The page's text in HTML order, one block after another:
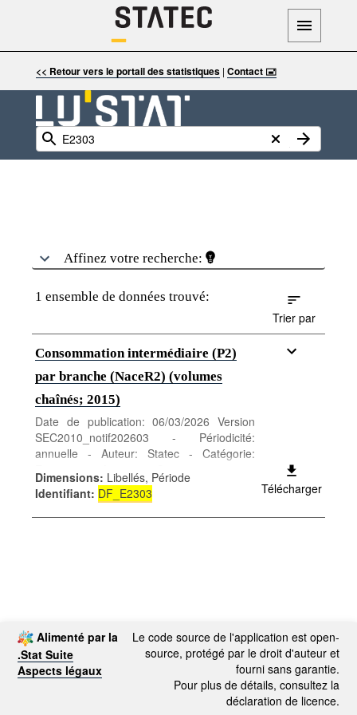
<< Retour vers le portail des statistiques| Contact 🖃
Affinez votre recherche:
1 ensemble de données trouvé:
Trier par
Consommation intermédiaire (P2)
par branche (NaceR2) (volumes
chaînés; 2015)
Date de publication: 06/03/2026 Version
SEC2010_notif202603 - Périodicité:
annuelle - Auteur: Statec - Catégorie:
Economie et finances - Comptes nationaux
- Mots-clés: comptes annuels, NACE Rev.
2, consommation intermédiaire, P2, prix
constants
Dimensions: Libellés, Période
Identifiant: DF_E2303 Télécharger
Alimenté par la
.Stat Suite
Aspects légaux
Le code source de l'application est open-
source, protégé par le droit d'auteur et
fourni sans garantie.
Pour plus de détails, consultez la
déclaration de licence.